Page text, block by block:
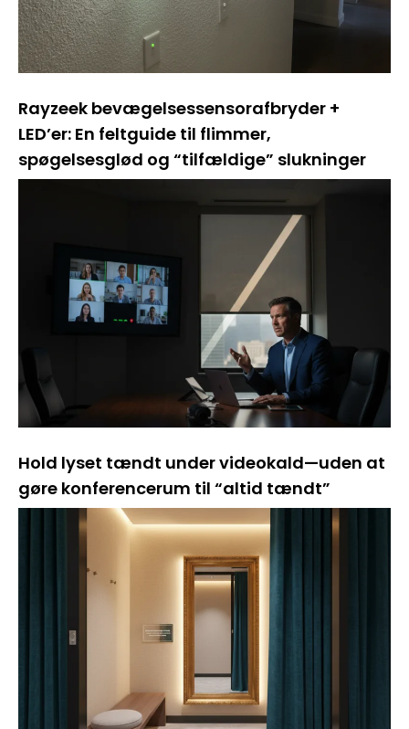
Rayzeek bevægelsessensorafbryder +
LED’er: En feltguide til flimmer,
spøgelsesglød og “tilfældige” slukninger
Hold lyset tændt under videokald—uden at
gøre konferencerum til “altid tændt”